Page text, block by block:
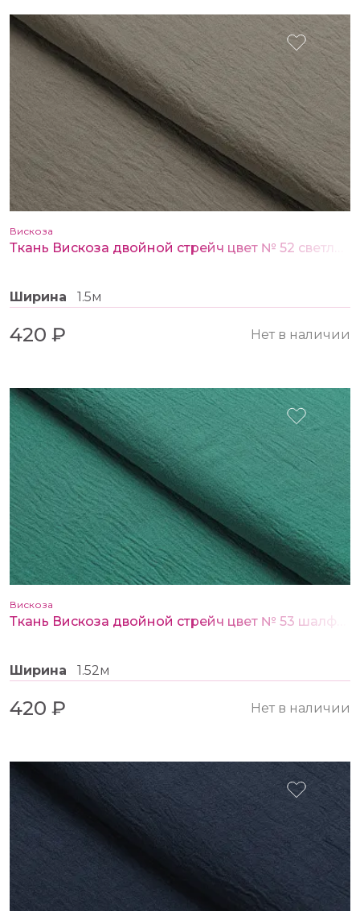
Вискоза
Ширина 1.5м
420 ₽ Нет в наличии
Вискоза
Ширина 1.52м
420 ₽ Нет в наличии